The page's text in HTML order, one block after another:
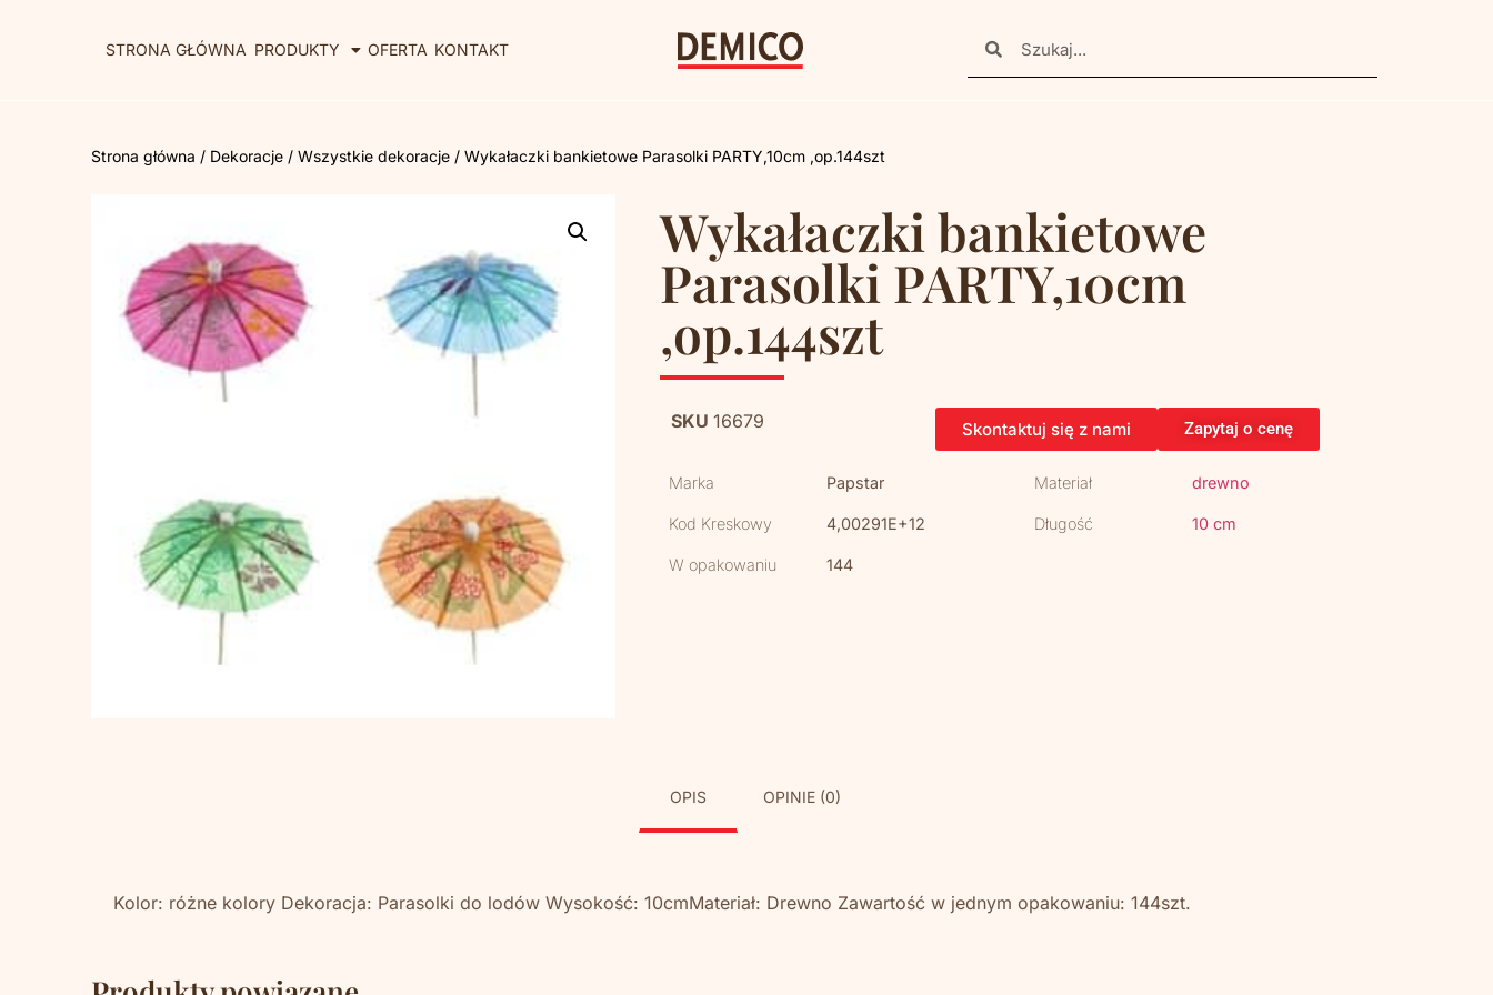
STRONA GŁÓWNA PRODUKTY OFERTA KONTAKT
Strona główna / Dekoracje / Wszystkie dekoracje / Wykałaczki bankietowe Parasolki PARTY,10cm ,op.144szt
Wykałaczki bankietowe
Parasolki PARTY,10cm
,op.144szt
SKU 16679 Skontaktuj się z nami Zapytaj o cenę
Marka Papstar Materiał drewno
Kod Kreskowy 4,00291E+12 Długość 10 cm
W opakowaniu 144
OPIS OPINIE (0)
Kolor: różne kolory Dekoracja: Parasolki do lodów Wysokość: 10cmMateriał: Drewno Zawartość w jednym opakowaniu: 144szt.